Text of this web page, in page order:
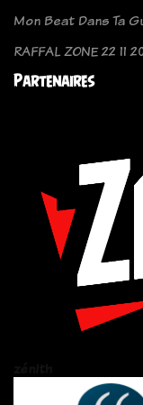
Mon Beat Dans Ta
RAFFAL ZONE 22
Partenaires